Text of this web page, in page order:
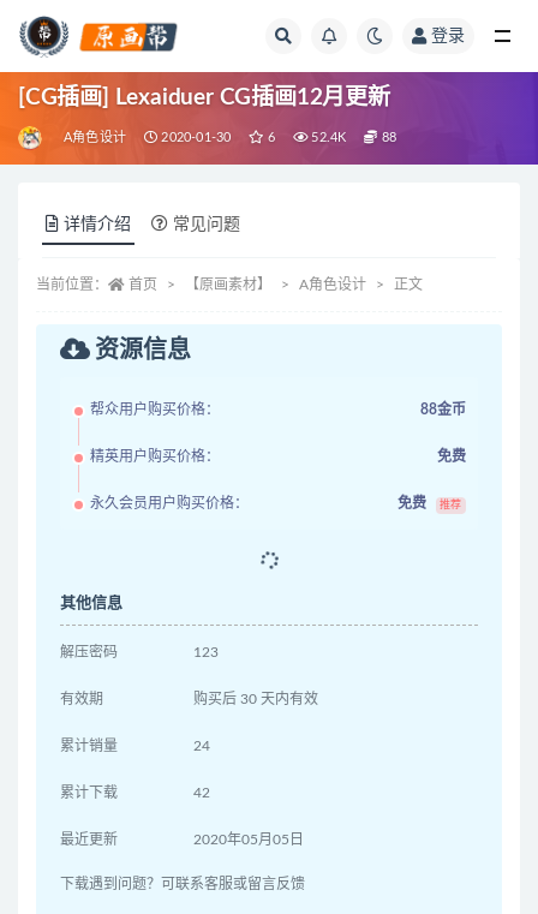
登录
[CG插画] Lexaiduer CG插画12月更新
A角色设计 2020-01-30 6 52.4K 88
详情介绍 常见问题
当前位置： 首页 【原画素材】 A角色设计 正文
资源信息
帮众用户购买价格： 88金币
精英用户购买价格： 免费
永久会员用户购买价格： 免费 推荐
其他信息
解压密码 123
有效期 购买后 30 天内有效
累计销量 24
累计下载 42
最近更新 2020年05月05日
下载遇到问题？可联系客服或留言反馈